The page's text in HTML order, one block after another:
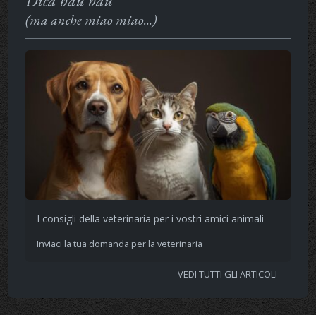
(ma anche miao miao...)
I consigli della veterinaria per i vostri amici animali
Inviaci la tua domanda per la veterinaria
VEDI TUTTI GLI ARTICOLI